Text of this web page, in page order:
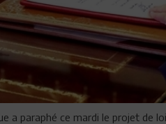
a paraphé ce mardi le projet de